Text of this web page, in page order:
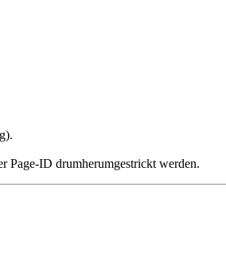
Page-ID drumherumgestrickt werden.